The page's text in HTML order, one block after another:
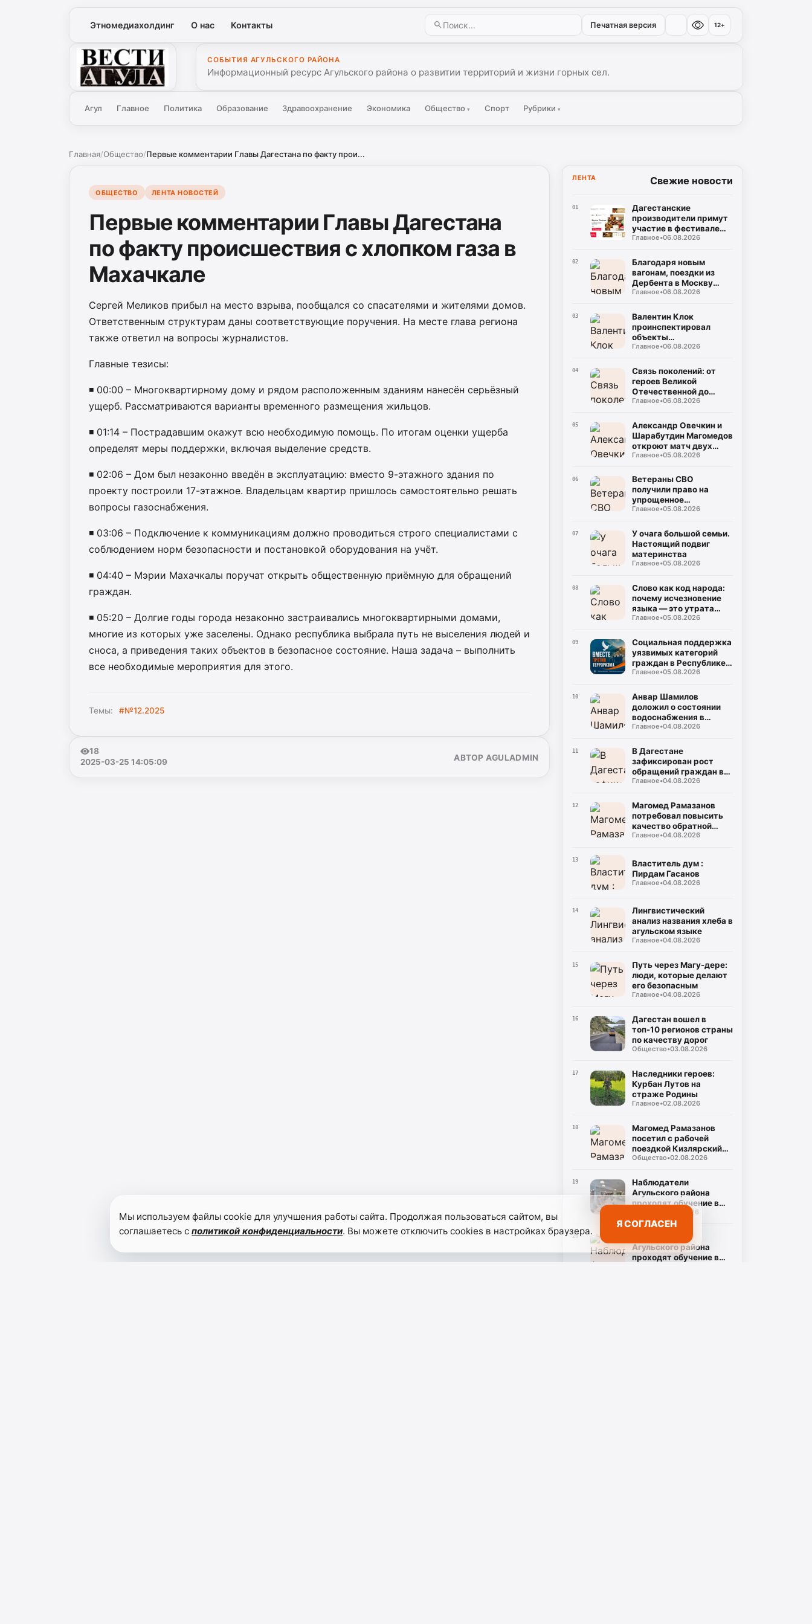
Этномедиахолдинг О нас Контакты Печатная версия 12+
Вести Агула
СОБЫТИЯ АГУЛЬСКОГО РАЙОНА
Информационный ресурс Агульского района о развитии территорий и жизни горных сел.
Агул Главное Политика Образование Здравоохранение Экономика Общество ▾ Спорт Рубрики▾
Главная/Общество/Первые комментарии Главы Дагестана по факту прои...
ОБЩЕСТВО ЛЕНТА НОВОСТЕЙ
Первые комментарии Главы Дагестана
по факту происшествия с хлопком газа в
Махачкале
Сергей Меликов прибыл на место взрыва, пообщался со спасателями и жителями домов.
Ответственным структурам даны соответствующие поручения. На месте глава региона
также ответил на вопросы журналистов.
Главные тезисы:
◾️ 00:00 – Многоквартирному дому и рядом расположенным зданиям нанесён серьёзный
ущерб. Рассматриваются варианты временного размещения жильцов.
◾️ 01:14 – Пострадавшим окажут всю необходимую помощь. По итогам оценки ущерба
определят меры поддержки, включая выделение средств.
◾️ 02:06 – Дом был незаконно введён в эксплуатацию: вместо 9-этажного здания по
проекту построили 17-этажное. Владельцам квартир пришлось самостоятельно решать
вопросы газоснабжения.
◾️ 03:06 – Подключение к коммуникациям должно проводиться строго специалистами с
соблюдением норм безопасности и постановкой оборудования на учёт.
◾️ 04:40 – Мэрии Махачкалы поручат открыть общественную приёмную для обращений
граждан.
◾️ 05:20 – Долгие годы города незаконно застраивались многоквартирными домами,
многие из которых уже заселены. Однако республика выбрала путь не выселения людей и
сноса, а приведения таких объектов в безопасное состояние. Наша задача – выполнить
все необходимые мероприятия для этого.
Темы: #№12.2025
18
2025-03-25 14:05:09
АВТОР AGULADMIN
ЛЕНТА Свежие новости
01
Дагестанские
производители примут
участие в фестивале
«Вкусы России»
Главное•06.08.2026
02
Благодаря новым
вагонам, поездки из
Дербента в Москву
станут комфортнее
Главное•06.08.2026
03
Валентин Клок
проинспектировал
объекты
водоснабжения в
Главное•06.08.2026
04
Связь поколений: от
героев Великой
Отечественной до
защитников СВО
Главное•06.08.2026
05
Александр Овечкин и
Шарабутдин Магомедов
откроют матч двух
«Динамо»
Главное•05.08.2026
06
Ветераны СВО
получили право на
упрощенное
заключение
Главное•05.08.2026
07
У очага большой семьи.
Настоящий подвиг
материнства
Главное•05.08.2026
08
Слово как код народа:
почему исчезновение
языка — это утрата
мира
Главное•05.08.2026
09
Социальная поддержка
уязвимых категорий
граждан в Республике
Дагестан
Главное•05.08.2026
10
Анвар Шамилов
доложил о состоянии
водоснабжения в
районах и городах
Главное•04.08.2026
11
В Дагестане
зафиксирован рост
обращений граждан в
органы власти
Главное•04.08.2026
12
Магомед Рамазанов
потребовал повысить
качество обратной
связи с населением
Главное•04.08.2026
13
Властитель дум :
Пирдам Гасанов
Главное•04.08.2026
14
Лингвистический
анализ названия хлеба в
агульском языке
Главное•04.08.2026
15
Путь через Магу-дере:
люди, которые делают
его безопасным
Главное•04.08.2026
16
Дагестан вошел в
топ-10 регионов страны
по качеству дорог
Общество•03.08.2026
17
Наследники героев:
Курбан Лутов на
страже Родины
Главное•02.08.2026
18
Магомед Рамазанов
посетил с рабочей
поездкой Кизлярский
район
Общество•02.08.2026
19
Наблюдатели
Агульского района
проходят обучение в
01.08.2026
20
Агульского района
проходят обучение в
Мы используем файлы cookie для улучшения работы сайта. Продолжая пользоваться сайтом, вы
соглашаетесь сполитикой конфиденциальности. Вы можете отключить cookies в настройках браузера.
Я СОГЛАСЕН